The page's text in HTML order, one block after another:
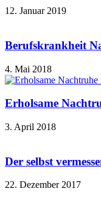
12. Januar 2019
Berufskrankheit
4. Mai 2018
Erholsame
3. April 2018
Der selbst
22. Dezember 2017